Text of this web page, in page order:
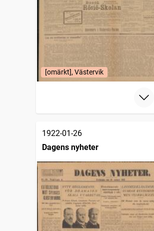
[omärkt], Västervik
1922-01-26
Dagens nyheter